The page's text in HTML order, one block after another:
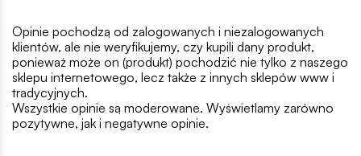
Opinie pochodzą od zalogowanych i niezalogowanych
klientów, ale nie weryfikujemy, czy kupili dany produkt,
ponieważ może on (produkt) pochodzić nie tylko z naszego
sklepu internetowego, lecz także z innych sklepów www i
tradycyjnych.
Wszystkie opinie są moderowane. Wyświetlamy zarówno
pozytywne, jak i negatywne opinie.